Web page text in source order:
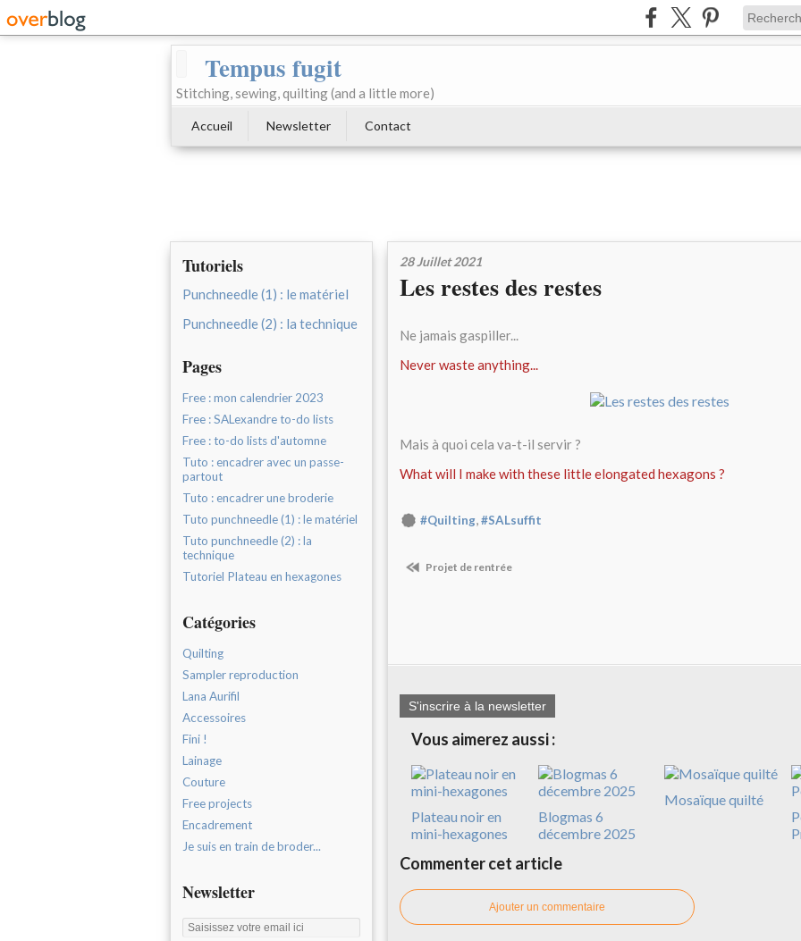
Tempus fugit
Stitching, sewing, quilting (and a little more)
Accueil Newsletter Contact
Tutoriels
Punchneedle (1) : le matériel
Punchneedle (2) : la technique
Pages
Free : mon calendrier 2023
Free : SALexandre to-do lists
Free : to-do lists d'automne
Tuto : encadrer avec un passe-
partout
Tuto : encadrer une broderie
Tuto punchneedle (1) : le matériel
Tuto punchneedle (2) : la
technique
Tutoriel Plateau en hexagones
Catégories
Quilting
Sampler reproduction
Lana Aurifil
Accessoires
Fini !
Lainage
Couture
Free projects
Encadrement
Je suis en train de broder...
Newsletter
28 Juillet 2021
Les restes des restes
Ne jamais gaspiller...
Never waste anything...
Mais à quoi cela va-t-il servir ?
What will I make with these little elongated hexagons ?
#Quilting,#SALsuffit
Projet de rentrée
S'inscrire à la newsletter
Vous aimerez aussi :
Plateau noir en
mini-hexagones
Blogmas 6
décembre 2025
Mosaïque quilté
Commenter cet article
Ajouter un commentaire